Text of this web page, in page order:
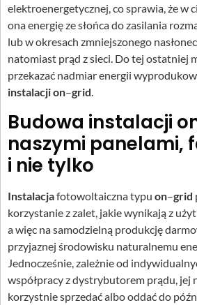
elektroenergetycznej, co sprawia, że w
ona energię ze słońca do zasilania
lub w okresach zmniejszonego
natomiast prąd z sieci. Do tej ostatniej
przekazać nadmiar energii
instalacji on–grid
Budowa instalacji
naszymi panelami,
i nie tylko
Instalacjafotowoltaiczna typu on–grid
korzystanie z zalet, jakie wynikają z
a więc na samodzielną produkcję
przyjaznej środowisku naturalnemu
Jednocześnie, zależnie od
współpracy z dystrybutorem prądu, jej
korzystnie sprzedać albo oddać do